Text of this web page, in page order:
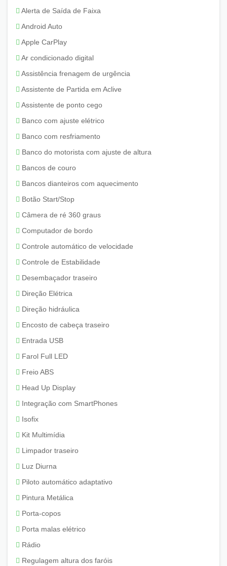
Alerta de Saída de Faixa
Android Auto
Apple CarPlay
Ar condicionado digital
Assistência frenagem de urgência
Assistente de Partida em Aclive
Assistente de ponto cego
Banco com ajuste elétrico
Banco com resfriamento
Banco do motorista com ajuste de altura
Bancos de couro
Bancos dianteiros com aquecimento
Botão Start/Stop
Câmera de ré 360 graus
Computador de bordo
Controle automático de velocidade
Controle de Estabilidade
Desembaçador traseiro
Direção Elétrica
Direção hidráulica
Encosto de cabeça traseiro
Entrada USB
Farol Full LED
Freio ABS
Head Up Display
Integração com SmartPhones
Isofix
Kit Multimídia
Limpador traseiro
Luz Diurna
Piloto automático adaptativo
Pintura Metálica
Porta-copos
Porta malas elétrico
Rádio
Regulagem altura dos faróis